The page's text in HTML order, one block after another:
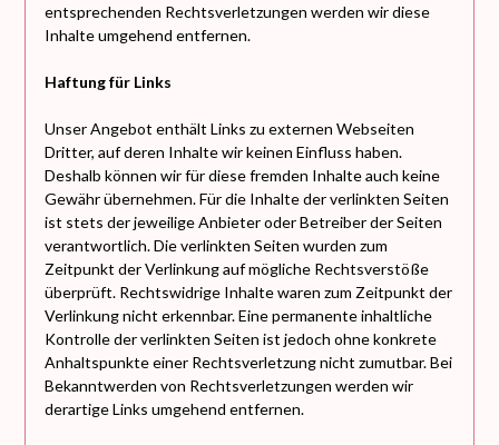
entsprechenden Rechtsverletzungen werden wir diese
Inhalte umgehend entfernen.
Haftung für Links
Unser Angebot enthält Links zu externen Webseiten
Dritter, auf deren Inhalte wir keinen Einfluss haben.
Deshalb können wir für diese fremden Inhalte auch keine
Gewähr übernehmen. Für die Inhalte der verlinkten Seiten
ist stets der jeweilige Anbieter oder Betreiber der Seiten
verantwortlich. Die verlinkten Seiten wurden zum
Zeitpunkt der Verlinkung auf mögliche Rechtsverstöße
überprüft. Rechtswidrige Inhalte waren zum Zeitpunkt der
Verlinkung nicht erkennbar. Eine permanente inhaltliche
Kontrolle der verlinkten Seiten ist jedoch ohne konkrete
Anhaltspunkte einer Rechtsverletzung nicht zumutbar. Bei
Bekanntwerden von Rechtsverletzungen werden wir
derartige Links umgehend entfernen.